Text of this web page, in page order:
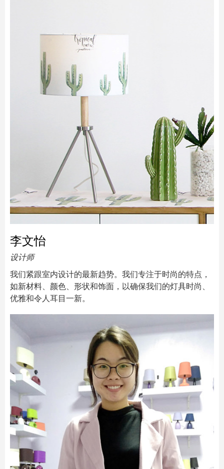
李文怡
设计师
我们紧跟室内设计的最新趋势。我们专注于时尚的特点，
如新材料、颜色、形状和饰面，以确保我们的灯具时尚、
优雅和令人耳目一新。